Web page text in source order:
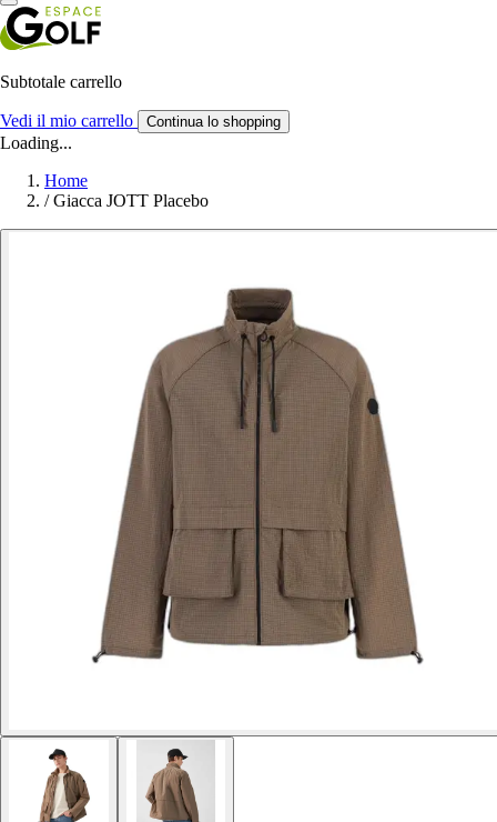
Subtotale carrello
Vedi il mio carrello Continua lo shopping
Loading...
Home
/ Giacca JOTT Placebo